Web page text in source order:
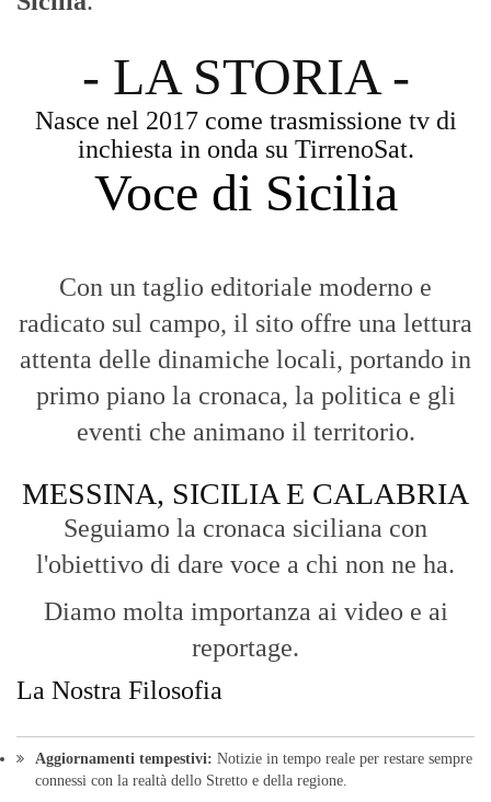
- LA STORIA -
Nasce nel 2017 come trasmissione tv di
inchiesta in onda su TirrenoSat.
Voce di Sicilia
Con un taglio editoriale moderno e
radicato sul campo, il sito offre una lettura
attenta delle dinamiche locali, portando in
primo piano la cronaca, la politica e gli
eventi che animano il territorio.
MESSINA, SICILIA E CALABRIA
Seguiamo la cronaca siciliana con
l'obiettivo di dare voce a chi non ne ha.
Diamo molta importanza ai video e ai
reportage.
La Nostra Filosofia
Aggiornamenti tempestivi: Notizie in tempo reale per restare sempre
connessi con la realtà dello Stretto e della regione.